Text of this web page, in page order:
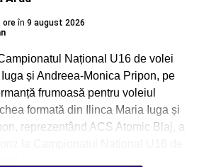
ore în 9 august 2026
Național U16 de volei
și Andreea-Monica Pripon, pe
frumoasă pentru voleiul
formată din Ilinca Maria Iuga și
reprezentând ACS Atomic Blaj, a